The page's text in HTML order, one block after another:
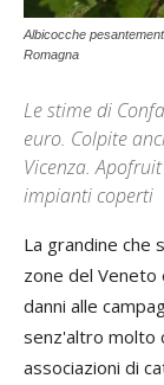
Albicocche
Romagna
Le stime di
euro. Colpite
Vicenza.
impianti coperti
La grandine che
zone del Veneto
danni alle
senz'altro molto
associazioni di